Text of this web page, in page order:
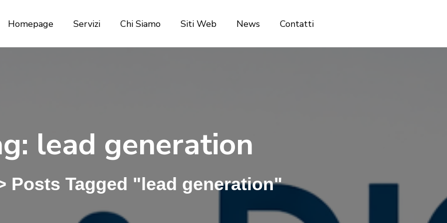
Homepage Servizi Chi Siamo Siti Web News Contatti
lead generation
Posts Tagged "lead generation"